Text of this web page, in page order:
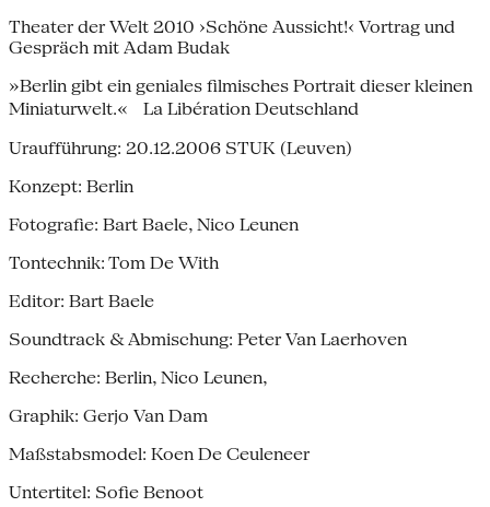
Theater der Welt 2010 ›Schöne Aussicht!‹ Vortrag und
Gespräch mit Adam Budak
»Berlin gibt ein geniales filmisches Portrait dieser kleinen
Miniaturwelt.« La Libération Deutschland
Uraufführung: 20.12.2006 STUK (Leuven)
Konzept: Berlin
Fotografie: Bart Baele, Nico Leunen
Tontechnik: Tom De With
Editor: Bart Baele
Soundtrack & Abmischung: Peter Van Laerhoven
Recherche: Berlin, Nico Leunen,
Graphik: Gerjo Van Dam
Maßstabsmodel: Koen De Ceuleneer
Untertitel: Sofie Benoot